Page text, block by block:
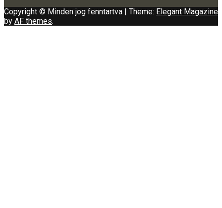
Copyright © Minden jog fenntartva
Theme: Elegant Magazine
by AF themes.